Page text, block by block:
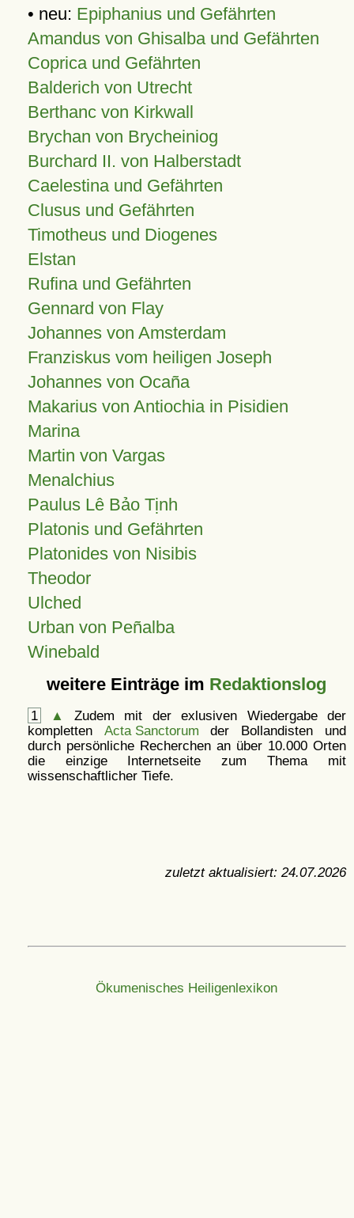
• neu: Epiphanius und Gefährten
Amandus von Ghisalba und Gefährten
Coprica und Gefährten
Balderich von Utrecht
Berthanc von Kirkwall
Brychan von Brycheiniog
Burchard II. von Halberstadt
Caelestina und Gefährten
Clusus und Gefährten
Timotheus und Diogenes
Elstan
Rufina und Gefährten
Gennard von Flay
Johannes von Amsterdam
Franziskus vom heiligen Joseph
Johannes von Ocaña
Makarius von Antiochia in Pisidien
Marina
Martin von Vargas
Menalchius
Paulus Lê Bảo Tịnh
Platonis und Gefährten
Platonides von Nisibis
Theodor
Ulched
Urban von Peñalba
Winebald
weitere Einträge im Redaktionslog
1 ▲
Zudem mit der exlusiven Wiedergabe der
kompletten Acta Sanctorum der Bollandisten und
durch persönliche Recherchen an über 10.000 Orten
die einzige Internetseite zum Thema mit
wissenschaftlicher Tiefe.
zuletzt aktualisiert: 24.07.2026
Ökumenisches Heiligenlexikon